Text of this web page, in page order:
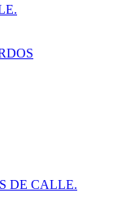
DE CALLE.